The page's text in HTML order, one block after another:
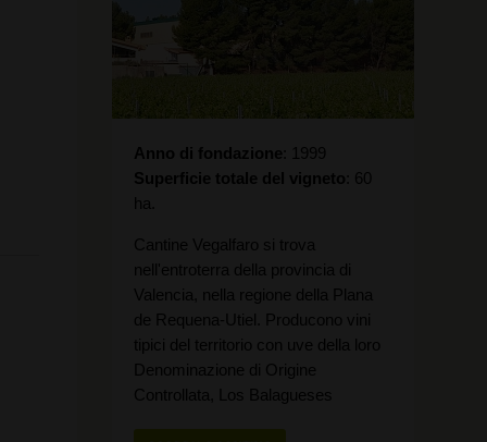
Anno di fondazione
1999
Superficie totale del vigneto 60
ha.
Cantine Vegalfaro si trova
nell'entroterra della provincia di
Valencia, nella regione della Plana
de Requena-Utiel. Producono vini
tipici del territorio con uve della loro
Denominazione di Origine
Controllata, Los Balagueses